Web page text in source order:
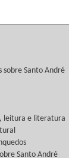
sobre Santo André
leitura e literatura
Santo André